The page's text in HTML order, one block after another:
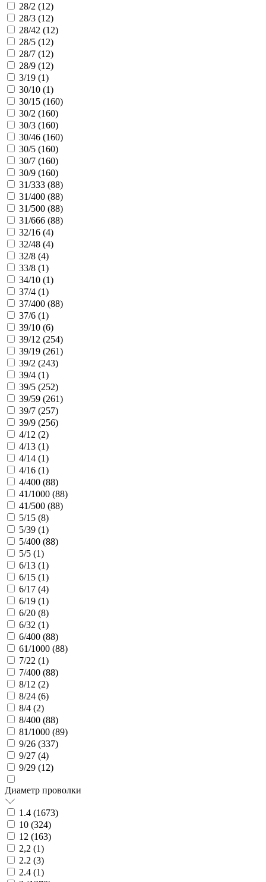
28/2 (12)
28/3 (12)
28/42 (12)
28/5 (12)
28/7 (12)
28/9 (12)
3/19 (1)
30/10 (1)
30/15 (160)
30/2 (160)
30/3 (160)
30/46 (160)
30/5 (160)
30/7 (160)
30/9 (160)
31/333 (88)
31/400 (88)
31/500 (88)
31/666 (88)
32/16 (4)
32/48 (4)
32/8 (4)
33/8 (1)
34/10 (1)
37/4 (1)
37/400 (88)
37/6 (1)
39/10 (6)
39/12 (254)
39/19 (261)
39/2 (243)
39/4 (1)
39/5 (252)
39/59 (261)
39/7 (257)
39/9 (256)
4/12 (2)
4/13 (1)
4/14 (1)
4/16 (1)
4/400 (88)
41/1000 (88)
41/500 (88)
5/15 (8)
5/39 (1)
5/400 (88)
5/5 (1)
6/13 (1)
6/15 (1)
6/17 (4)
6/19 (1)
6/20 (8)
6/32 (1)
6/400 (88)
61/1000 (88)
7/22 (1)
7/400 (88)
8/12 (2)
8/24 (6)
8/4 (2)
8/400 (88)
81/1000 (89)
9/26 (337)
9/27 (4)
9/29 (12)
Диаметр проволки
1.4 (1673)
10 (324)
12 (163)
2,2 (1)
2.2 (3)
2.4 (1)